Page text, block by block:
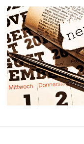
Japanese
English